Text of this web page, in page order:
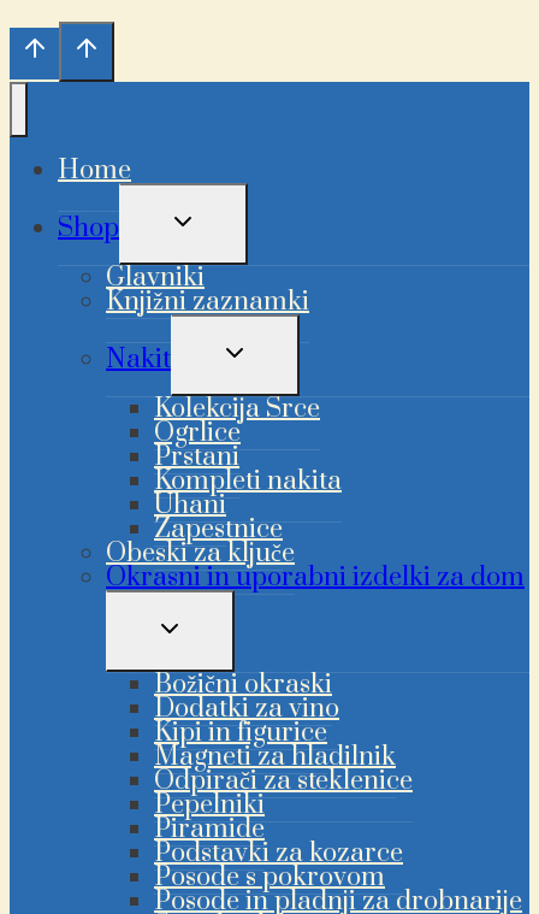
Home
Shop
PREKLAPLJANJE
MENIJA
Glavniki
Knjižni zaznamki
Nakit
PREKLAPLJANJE
MENIJA
Kolekcija Srce
Ogrlice
Prstani
Kompleti nakita
Uhani
Zapestnice
Obeski za ključe
Okrasni in uporabni izdelki za dom
PREKLAPLJANJE
MENIJA
Božični okraski
Dodatki za vino
Kipi in figurice
Magneti za hladilnik
Odpirači za steklenice
Pepelniki
Piramide
Podstavki za kozarce
Posode s pokrovom
Posode in pladnji za drobnarije